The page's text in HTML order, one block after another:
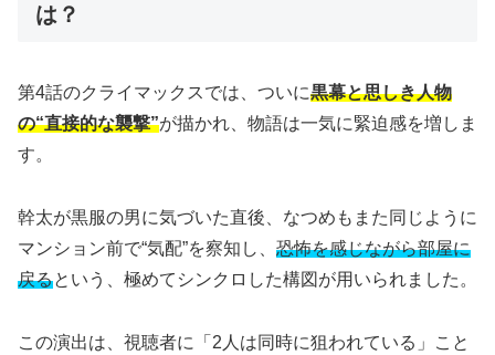
は？
第4話のクライマックスでは、ついに黒幕と思しき人物
の“直接的な襲撃”が描かれ、物語は一気に緊迫感を増しま
す。
幹太が黒服の男に気づいた直後、なつめもまた同じように
マンション前で“気配”を察知し、 恐怖を感じながら部屋に
戻るという、極めてシンクロした構図が用いられました。
この演出は、視聴者に「2人は同時に狙われている」こと